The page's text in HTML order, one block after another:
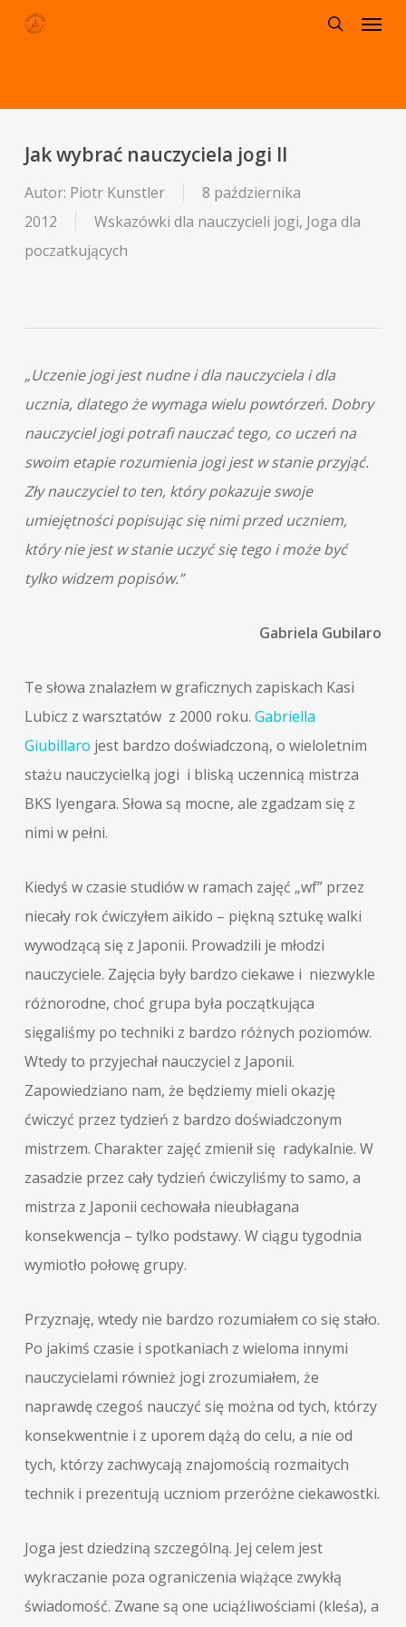
Skip
Menu
Jak wybrać nauczyciela jogi II
Autor: Piotr Kunstler
8 października
2012
Wskazówki dla nauczycieli jogi, Joga dla
poczatkujących
„Uczenie jogi jest nudne i dla nauczyciela i dla
ucznia, dlatego że wymaga wielu powtórzeń. Dobry
nauczyciel jogi potrafi nauczać tego, co uczeń na
swoim etapie rozumienia jogi jest w stanie przyjąć.
Zły nauczyciel to ten, który pokazuje swoje
umiejętności popisując się nimi przed uczniem,
który nie jest w stanie uczyć się tego i może być
tylko widzem popisów.”
Gabriela Gubilaro
Te słowa znalazłem w graficznych zapiskach Kasi
Lubicz z warsztatów z 2000 roku. Gabriella
Giubillaro jest bardzo doświadczoną, o wieloletnim
stażu nauczycielką jogi i bliską uczennicą mistrza
BKS Iyengara. Słowa są mocne, ale zgadzam się z
nimi w pełni.
Kiedyś w czasie studiów w ramach zajęć „wf” przez
niecały rok ćwiczyłem aikido – piękną sztukę walki
wywodzącą się z Japonii. Prowadzili je młodzi
nauczyciele. Zajęcia były bardzo ciekawe i niezwykle
różnorodne, choć grupa była początkująca
sięgaliśmy po techniki z bardzo różnych poziomów.
Wtedy to przyjechał nauczyciel z Japonii.
Zapowiedziano nam, że będziemy mieli okazję
ćwiczyć przez tydzień z bardzo doświadczonym
mistrzem. Charakter zajęć zmienił się radykalnie. W
zasadzie przez cały tydzień ćwiczyliśmy to samo, a
mistrza z Japonii cechowała nieubłagana
konsekwencja – tylko podstawy. W ciągu tygodnia
wymiotło połowę grupy.
Przyznaję, wtedy nie bardzo rozumiałem co się stało.
Po jakimś czasie i spotkaniach z wieloma innymi
nauczycielami również jogi zrozumiałem, że
naprawdę czegoś nauczyć się można od tych, którzy
konsekwentnie i z uporem dążą do celu, a nie od
tych, którzy zachwycają znajomością rozmaitych
technik i prezentują uczniom przeróżne ciekawostki.
Joga jest dziedziną szczególną. Jej celem jest
wykraczanie poza ograniczenia wiążące zwykłą
świadomość. Zwane są one uciążliwościami (kleśa), a